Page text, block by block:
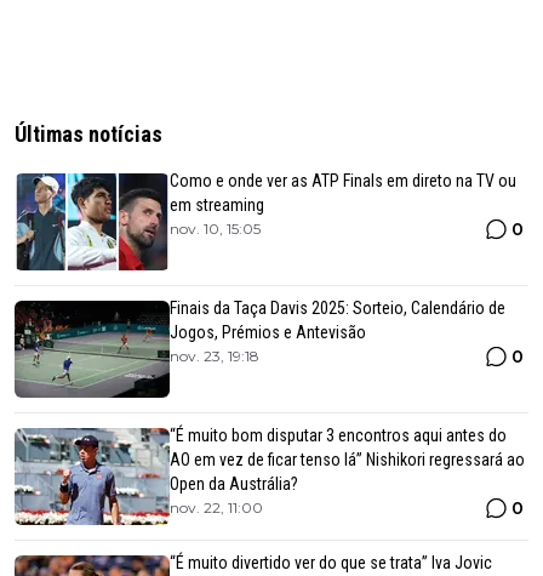
Últimas notícias
Como e onde ver as ATP Finals em direto na TV ou
em streaming
nov. 10, 15:05 0
Finais da Taça Davis 2025: Sorteio, Calendário de
Jogos, Prémios e Antevisão
nov. 23, 19:18 0
“É muito bom disputar 3 encontros aqui antes do
AO em vez de ficar tenso lá” Nishikori regressará ao
Open da Austrália?
nov. 22, 11:00 0
“É muito divertido ver do que se trata” Iva Jovic